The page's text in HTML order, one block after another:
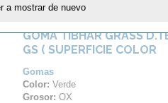
GOMA TIBHAR GRASS
GS ( SUPERFICIE COLOR
Gomas
Color: Verde
Grosor: OX
a mostrar de nuevo